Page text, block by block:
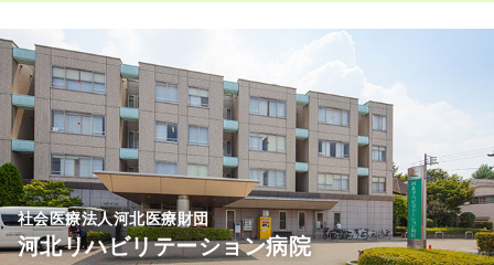
病棟
日勤のみ（常勤） 一時募集休止
給与 30.9 万円 /月 賞与2回
※経験3年の例
時間 8:30～17:00
年間休日120日
4週8休以上
ブランク可
月給32万円以上可
社会医療法人河北医療財団
河北リハビリテーション病院